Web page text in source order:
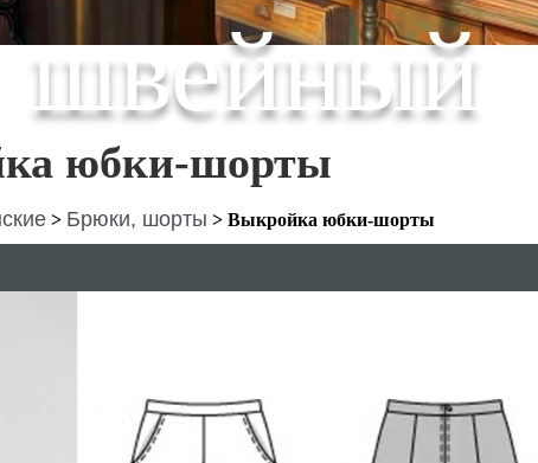
швейный
юбки-шорты
> Брюки, шорты > Выкройка юбки-шорты